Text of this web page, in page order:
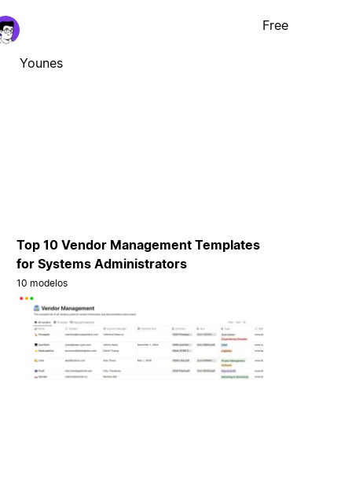
Younes
Free
Top 10 Vendor Management Templates
for Systems Administrators
10 modelos